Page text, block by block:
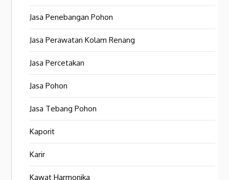
Jasa Penebangan Pohon
Jasa Perawatan Kolam Renang
Jasa Percetakan
Jasa Pohon
Jasa Tebang Pohon
Kaporit
Karir
Kawat Harmonika